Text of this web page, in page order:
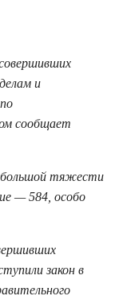
и
сообщает
тяжести
— 584, особо
закон в